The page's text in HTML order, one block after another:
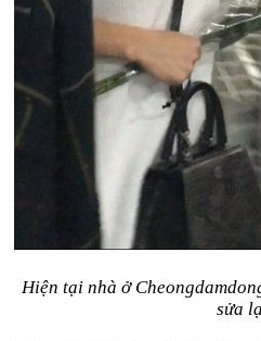
Hiện tại nhà ở
sửa